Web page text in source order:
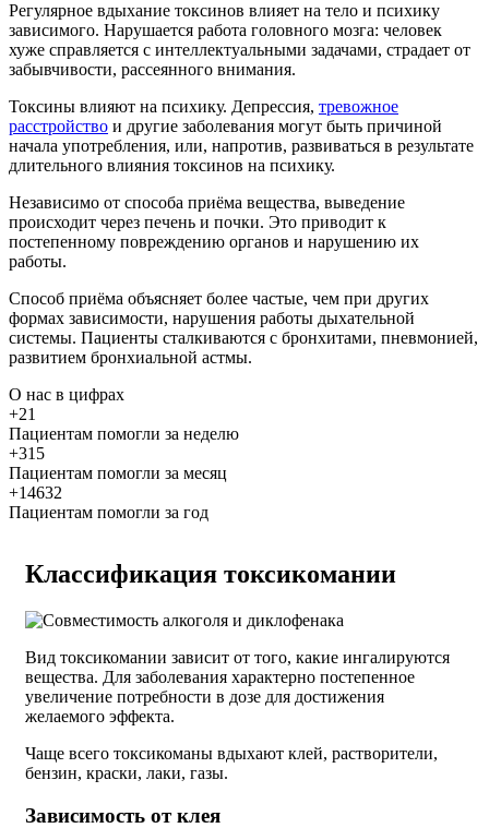
Регулярное вдыхание токсинов влияет на тело и психику
зависимого. Нарушается работа головного мозга: человек
хуже справляется с интеллектуальными задачами, страдает от
забывчивости, рассеянного внимания.
Токсины влияют на психику. Депрессия, тревожное
расстройство и другие заболевания могут быть причиной
начала употребления, или, напротив, развиваться в результате
длительного влияния токсинов на психику.
Независимо от способа приёма вещества, выведение
происходит через печень и почки. Это приводит к
постепенному повреждению органов и нарушению их
работы.
Способ приёма объясняет более частые, чем при других
формах зависимости, нарушения работы дыхательной
системы. Пациенты сталкиваются с бронхитами, пневмонией,
развитием бронхиальной астмы.
О нас в цифрах
+21
Пациентам помогли за неделю
+315
Пациентам помогли за месяц
+14632
Пациентам помогли за год
Классификация токсикомании
Вид токсикомании зависит от того, какие ингалируются
вещества. Для заболевания характерно постепенное
увеличение потребности в дозе для достижения
желаемого эффекта.
Чаще всего токсикоманы вдыхают клей, растворители,
бензин, краски, лаки, газы.
Зависимость от клея